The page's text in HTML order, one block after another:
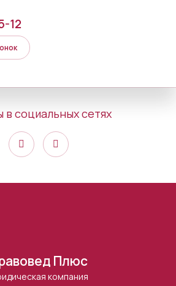
12
в социальных сетях
Плюс
компания